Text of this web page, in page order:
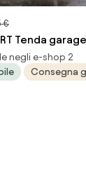
€
Tenda
verde
negli e-shop 2
Consegna